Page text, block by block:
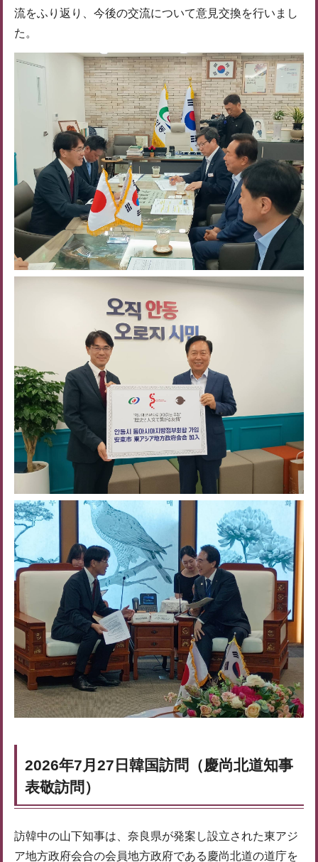
流をふり返り、今後の交流について意見交換を行いまし
た。
2026年7月27日韓国訪問（慶尚北道知事
表敬訪問）
訪韓中の山下知事は、奈良県が発案し設立された東アジ
ア地方政府会合の会員地方政府である慶尚北道の道庁を